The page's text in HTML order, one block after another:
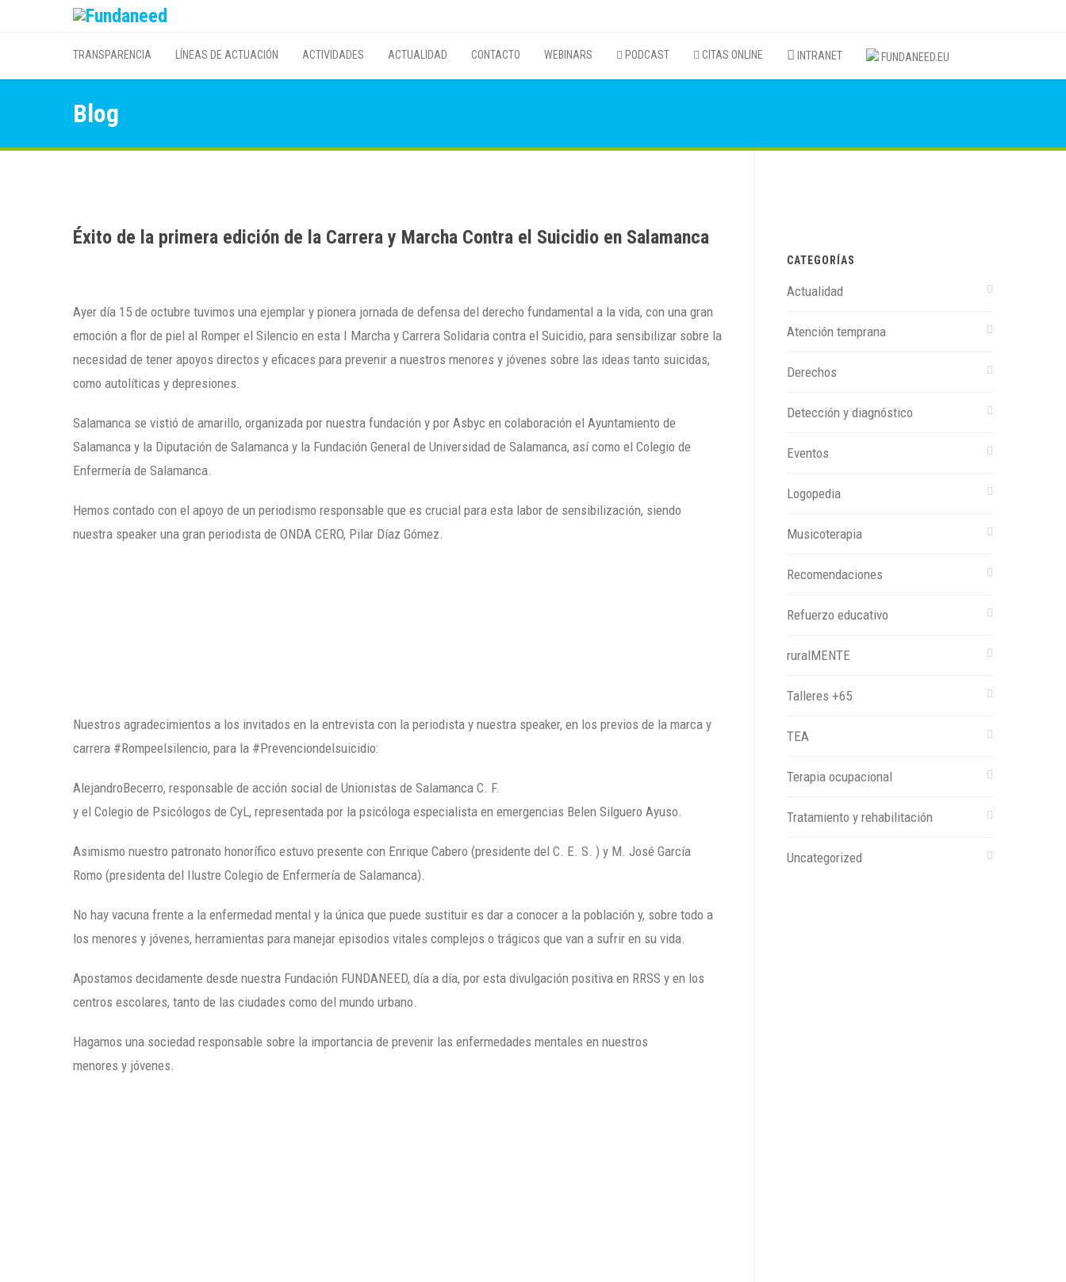
TRANSPARENCIA LÍNEAS DE ACTUACIÓN ACTIVIDADES ACTUALIDAD CONTACTO WEBINARS PODCAST CITAS ONLINE INTRANET FUNDANEED.EU
Blog
Éxito de la primera edición de la Carrera y Marcha Contra el Suicidio en Salamanca
Ayer día 15 de octubre tuvimos una ejemplar y pionera jornada de defensa del derecho fundamental a la vida, con una gran
emoción a flor de piel al Romper el Silencio en esta I Marcha y Carrera Solidaria contra el Suicidio, para sensibilizar sobre la
necesidad de tener apoyos directos y eficaces para prevenir a nuestros menores y jóvenes sobre las ideas tanto suicidas,
como autolíticas y depresiones.
Salamanca se vistió de amarillo, organizada por nuestra fundación y por Asbyc en colaboración el Ayuntamiento de
Salamanca y la Diputación de Salamanca y la Fundación General de Universidad de Salamanca, así como el Colegio de
Enfermería de Salamanca.
Hemos contado con el apoyo de un periodismo responsable que es crucial para esta labor de sensibilización, siendo
nuestra speaker una gran periodista de ONDA CERO, Pilar Díaz Gómez.
Nuestros agradecimientos a los invitados en la entrevista con la periodista y nuestra speaker, en los previos de la marca y
carrera #Rompeelsilencio, para la #Prevenciondelsuicidio:
AlejandroBecerro, responsable de acción social de Unionistas de Salamanca C. F.
y el Colegio de Psicólogos de CyL, representada por la psicóloga especialista en emergencias Belen Silguero Ayuso.
Asimismo nuestro patronato honorífico estuvo presente con Enrique Cabero (presidente del C. E. S. ) y M. José García
Romo (presidenta del Ilustre Colegio de Enfermería de Salamanca).
No hay vacuna frente a la enfermedad mental y la única que puede sustituir es dar a conocer a la población y, sobre todo a
los menores y jóvenes, herramientas para manejar episodios vitales complejos o trágicos que van a sufrir en su vida.
Apostamos decidamente desde nuestra Fundación FUNDANEED, día a día, por esta divulgación positiva en RRSS y en los
centros escolares, tanto de las ciudades como del mundo urbano.
Hagamos una sociedad responsable sobre la importancia de prevenir las enfermedades mentales en nuestros
menores y jóvenes.
CATEGORÍAS
Actualidad
Atención temprana
Derechos
Detección y diagnóstico
Eventos
Logopedia
Musicoterapia
Recomendaciones
Refuerzo educativo
ruralMENTE
Talleres +65
TEA
Terapia ocupacional
Tratamiento y rehabilitación
Uncategorized